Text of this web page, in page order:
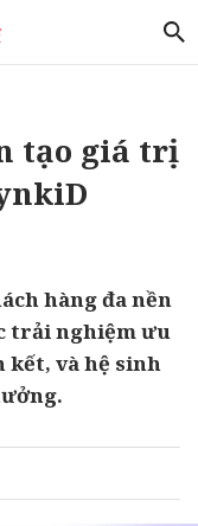
tạo giá trị
hàng đa nền
trải nghiệm ưu
kết, và hệ sinh